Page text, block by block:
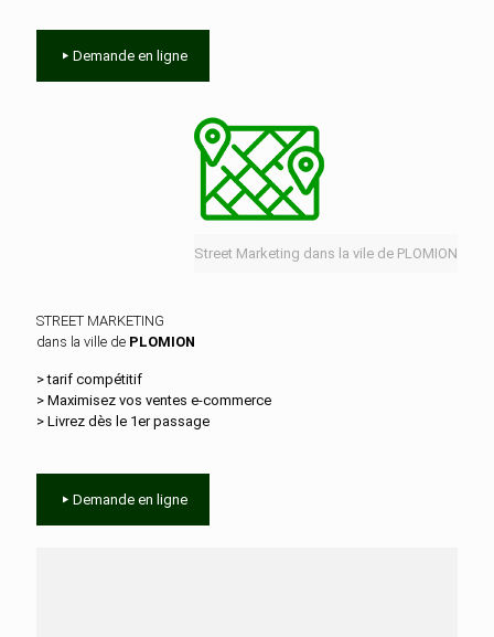
Demande en ligne
Street Marketing dans la vile de PLOMION
STREET MARKETING
dans la ville de PLOMION
> tarif compétitif
> Maximisez vos ventes e‑commerce
> Livrez dès le 1er passage
Demande en ligne